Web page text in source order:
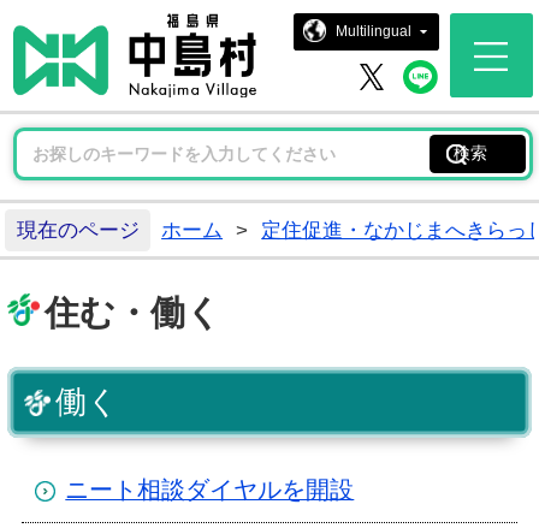
中島村ホ
Multilingual
中島村 X中島
現在のページ ホーム > 定住促進・なかじまへきらっ
住む・働く
働く
ニート相談ダイヤルを開設